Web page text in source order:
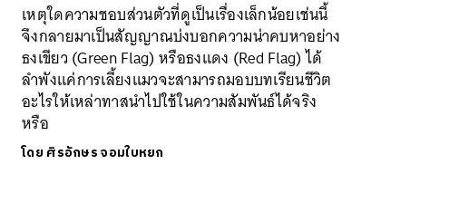
เหตุใดความชอบส่วนตัวที่ดูเป็นเรื่องเล็กน้อยเช่นนี้
จึงกลายมาเป็นสัญญาณบ่งบอกความน่าคบหาอย่าง
ธงเขียว (Green Flag) หรือธงแดง (Red Flag) ได้
ลำพังแค่การเลี้ยงแมวจะสามารถมอบบทเรียนชีวิต
อะไรให้เหล่าทาสนำไปใช้ในความสัมพันธ์ได้จริง
หรือ
โดย ศิรอักษร จอมใบหยก